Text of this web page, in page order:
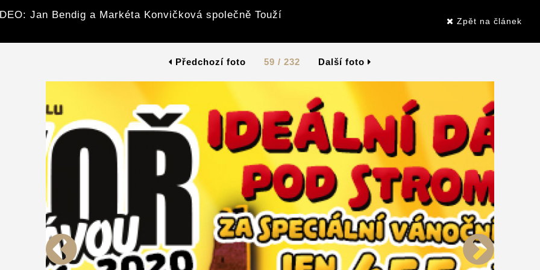
Jan Bendig a Markéta Konvičková společně Touží
Zpět na článek
Předchozí foto 59 / 232 Další foto